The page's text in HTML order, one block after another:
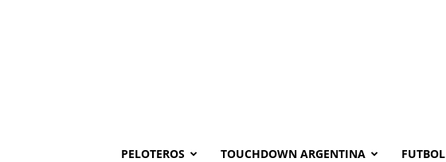
PELOTEROS TOUCHDOWN ARGENTINA FUTBOL